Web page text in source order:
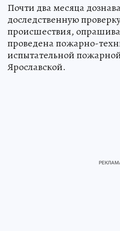
Почти два месяца
доследственную
происшествия,
проведена пожарно-
испытательной
Ярославской.